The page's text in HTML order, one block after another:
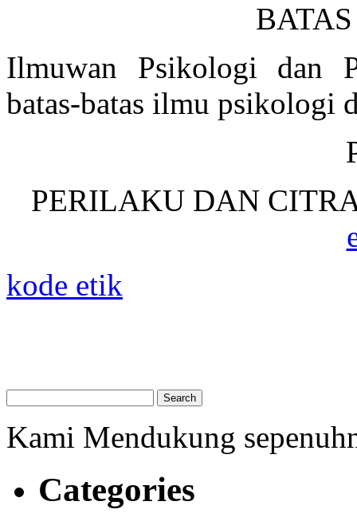
Ilmuwan Psikologi dan
batas-batas ilmu psikologi
PERILAKU DAN
kode etik
Kami Mendukung
Categories